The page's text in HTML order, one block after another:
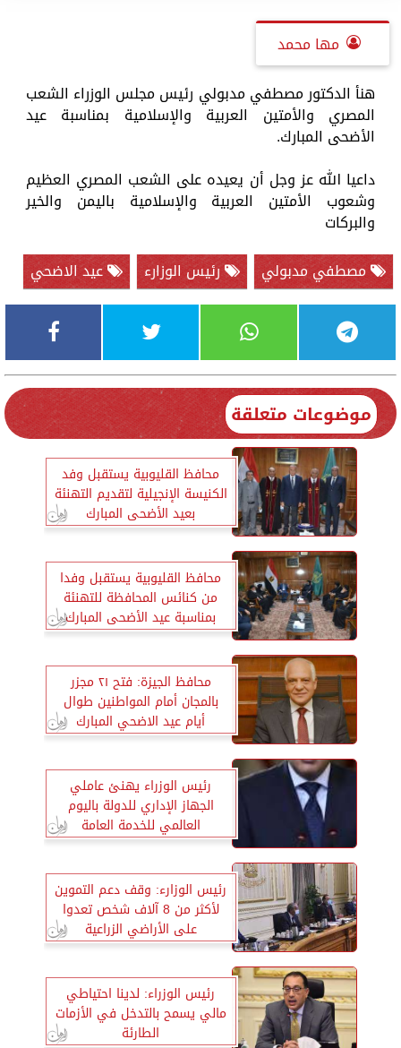
مها محمد
هنأ الدكتور مصطفي مدبولي رئيس مجلس الوزراء الشعب
المصري والأمتين العربية والإسلامية بمناسبة عيد
الأضحى المبارك.
داعيا الله عز وجل أن يعيده على الشعب المصري العظيم
وشعوب الأمتين العربية والإسلامية باليمن والخير
والبركات
مصطفي مدبولي
رئيس الوزارء عيد الاضحي
موضوعات متعلقة
محافظ القليوبية يستقبل وفد
الكنيسة الإنجيلية لتقديم التهنئة
بعيد الأضحى المبارك
محافظ القليوبية يستقبل وفدا
من كنائس المحافظة للتهنئة
بمناسبة عيد الأضحى المبارك
محافظ الجيزة: فتح ٢١ مجزر
بالمجان أمام المواطنين طوال
أيام عيد الاضحي المبارك
رئيس الوزراء يهنئ عاملي
الجهاز الإداري للدولة باليوم
العالمي للخدمة العامة
رئيس الوزارء: وقف دعم التموين
لأكثر من 8 آلاف شخص تعدوا
على الأراضي الزراعية
رئيس الوزراء: لدينا احتياطي
مالي يسمح بالتدخل في الأزمات
الطارئة